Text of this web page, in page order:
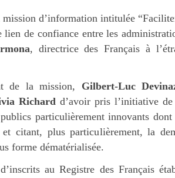
d’information intitulée
lien de confiance entre les
, directrice des Français à
de la mission, Gilbert-Luc
Richard d’avoir pris l’initiative de
particulièrement innovants
et citant, plus particulièrement, la
forme dématérialisée.
au Registre des Français